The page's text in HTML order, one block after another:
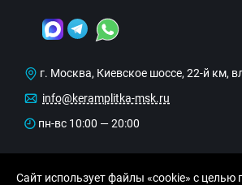
г. Москва, Киевское шоссе, 22-й км,
info@keramplitka-msk.ru
пн-вс 10:00 — 20:00
Сайт использует файлы «cookie» с целью